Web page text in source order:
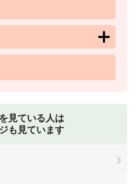
見ている人は
も見ています